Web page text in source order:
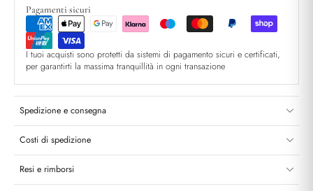
Pagamenti sicuri
I tuoi acquisti sono protetti da sistemi di pagamento sicuri e certificati,
per garantirti la massima tranquillità in ogni transazione
Spedizione e consegna
Costi di spedizione
Resi e rimborsi